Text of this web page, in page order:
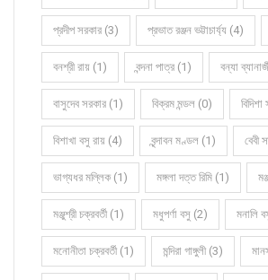
প্রদীপ সরকার (3) প্রভাত রঞ্জন ভট্টাচার্য্য (4)
বনশ্রী রায় (1) বন্দনা পাত্র (1) বন্যা
বাসুদেব সরকার (1) বিক্রম মন্ডল (0)
বিশাখা বসু রায় (4) বৃন্দাবন মণ্ডল (1) বেবী
ভাগ্যধর মল্লিক (1) মঙ্গলা দত্ত রিমি (1)
মঞ্জুশ্রী চক্রবর্তী (1) মধুপর্ণা বসু (2) মনালি
মনোনীতা চক্রবর্তী (1) মন্দিরা গাঙ্গুলী (3)